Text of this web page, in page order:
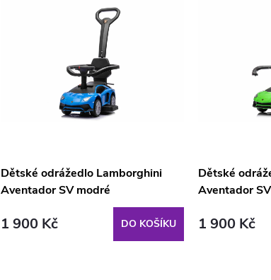
Dětské odrážedlo Lamborghini
Aventador SV modré
1 900 Kč DO KOŠÍKU
Dětské
Aventador
1 900 Kč